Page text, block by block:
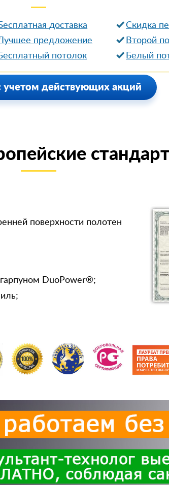
доставка
Cкидка
предложение
Второй
потолок Белый
учетом действующих акций
поверхности полотен
DuoPower®;